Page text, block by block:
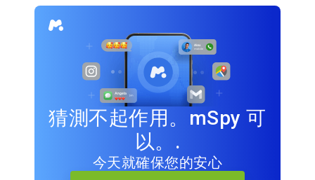
猜測不起作用。mSpy 可
以。.
今天就確保您的安心